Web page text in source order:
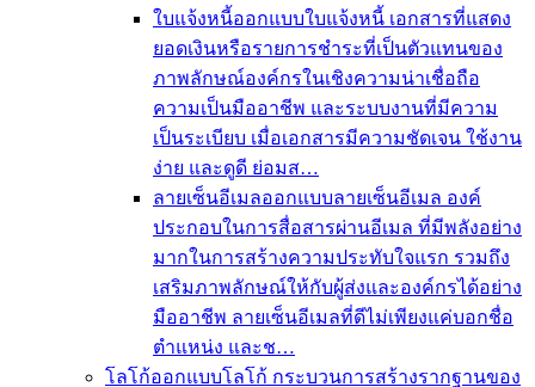
ใบแจ้งหนี้ออกแบบใบแจ้งหนี้ เอกสารที่แสดง
ยอดเงินหรือรายการชำระที่เป็นตัวแทนของ
ภาพลักษณ์องค์กรในเชิงความน่าเชื่อถือ
ความเป็นมืออาชีพ และระบบงานที่มีความ
เป็นระเบียบ เมื่อเอกสารมีความชัดเจน ใช้งาน
ง่าย และดูดี ย่อมส…
ลายเซ็นอีเมลออกแบบลายเซ็นอีเมล องค์
ประกอบในการสื่อสารผ่านอีเมล ที่มีพลังอย่าง
มากในการสร้างความประทับใจแรก รวมถึง
เสริมภาพลักษณ์ให้กับผู้ส่งและองค์กรได้อย่าง
มืออาชีพ ลายเซ็นอีเมลที่ดีไม่เพียงแค่บอกชื่อ
ตำแหน่ง และช…
โลโก้ออกแบบโลโก้ กระบวนการสร้างรากฐานของ